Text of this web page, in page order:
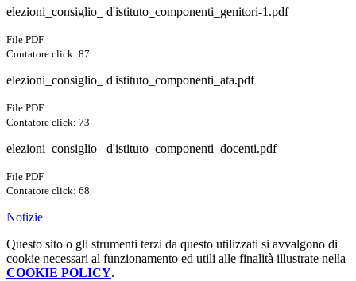
elezioni_consiglio_ d'istituto_componenti_genitori-1.pdf
File PDF
Contatore click: 87
elezioni_consiglio_ d'istituto_componenti_ata.pdf
File PDF
Contatore click: 73
elezioni_consiglio_ d'istituto_componenti_docenti.pdf
File PDF
Contatore click: 68
Notizie
Questo sito o gli strumenti terzi da questo utilizzati si avvalgono di
cookie necessari al funzionamento ed utili alle finalità illustrate nella
COOKIE POLICY.